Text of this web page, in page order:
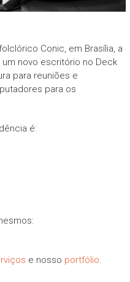
Conic, em Brasília, a
novo escritório no Deck
para reuniões e
para os
é:
e nosso portfólio.